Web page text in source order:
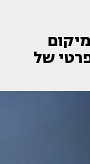
של